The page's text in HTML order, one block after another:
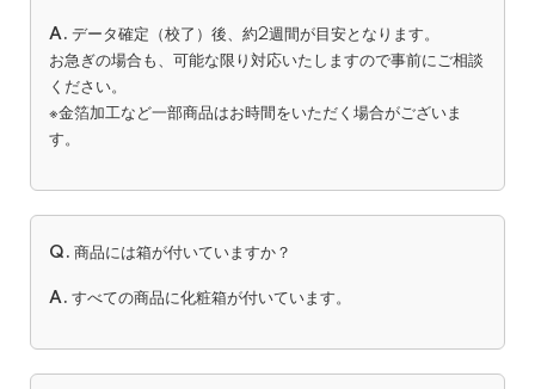
A. データ確定（校了）後、約2週間が目安となります。
お急ぎの場合も、可能な限り対応いたしますので事前にご相談
ください。
※金箔加工など一部商品はお時間をいただく場合がございま
す。
Q. 商品には箱が付いていますか？
A. すべての商品に化粧箱が付いています。